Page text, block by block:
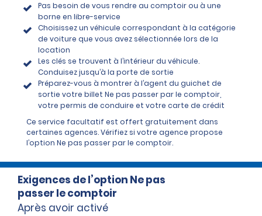
Pas besoin de vous rendre au comptoir ou à une
borne en libre-service
Choisissez un véhicule correspondant à la catégorie
de voiture que vous avez sélectionnée lors de la
location
Les clés se trouvent à l’intérieur du véhicule.
Conduisez jusqu’à la porte de sortie
Préparez-vous à montrer à l’agent du guichet de
sortie votre billet Ne pas passer par le comptoir,
votre permis de conduire et votre carte de crédit
Ce service facultatif est offert gratuitement dans
certaines agences. Vérifiez si votre agence propose
l’option Ne pas passer par le comptoir.
Exigences de l’option Ne pas
passer le comptoir
Après avoir activé